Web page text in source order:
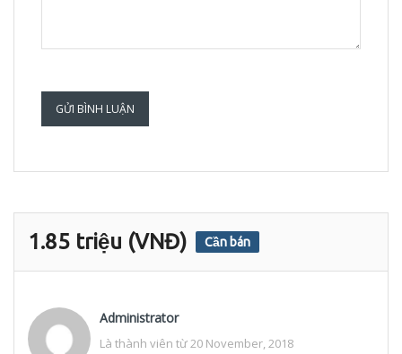
GỬI BÌNH LUẬN
1.85 triệu (VNĐ) Cần bán
Administrator
Là thành viên từ 20 November, 2018